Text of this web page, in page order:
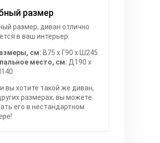
размер
размер, диван отлично
в ваш интерьер.
см: В75 x Г90 x Ш245
место, см: Д190 x
вы хотите такой же диван,
размерах, вы можете
его в нестандартном